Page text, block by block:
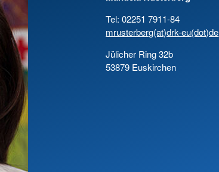
Tel: 02251 7911-84
mrusterberg(at)drk-eu(dot)de
Jülicher Ring 32b
53879 Euskirchen